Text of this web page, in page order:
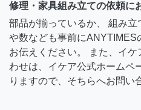
修理・家具組み立ての依頼に
部品が揃っているか、 組み
や数なども事前にANYTIMES
お伝えください。 また、イ
わせは、イケア公式ホームペ
りますので、そちらへお問い